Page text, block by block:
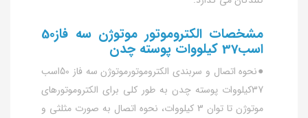
مشخصات الکتروموتور موتوژن سه فاز50
اسب37 کیلووات پوسته چدن
●نحوه اتصال و سربندی الکتروموتورموتوژن سه فاز 50اسب
37کیلووات پوسته چدن به طور کلی برای الکتروموتورهای
موتوژن تا توان 3 کیلووات، نحوه اتصال به صورت مثلثی و